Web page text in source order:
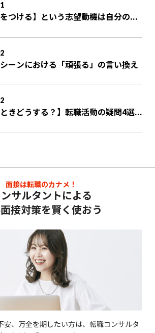
をつける】という志望動機は自分の...
ーンにおける「頑張る」の言い換え
ときどうする？】転職活動の疑問4選...
面接は転職のカナメ！
サルタントによる
接対策を賢く使おう
安、万全を期したい方は、転職コンサルタ